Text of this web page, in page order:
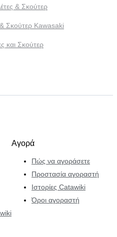
& Σκούτερ
Σκούτερ Kawasaki
και Σκούτερ
Αγορά
Πώς να αγοράσετε
Προστασία αγοραστή
Ιστορίες Catawiki
Όροι αγοραστή